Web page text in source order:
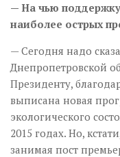
— На чью
наиболее острых
— Сегодня надо
Днепропетровской
Президенту,
выписана новая
экологического
2015 годах. Но,
занимая пост